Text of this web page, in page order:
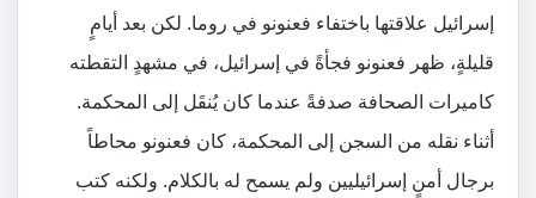
إسرائيل علاقتها باختفاء فعنونو في روما. لكن بعد أيامٍ
قليلةٍ، ظهر فعنونو فجأةً في إسرائيل، في مشهدٍ التقطته
كاميرات الصحافة صدفةً عندما كان يُنقَل إلى المحكمة.
أثناء نقله من السجن إلى المحكمة، كان فعنونو محاطاً
برجال أمنٍ إسرائيليين ولم يسمح له بالكلام. ولكنه كتب